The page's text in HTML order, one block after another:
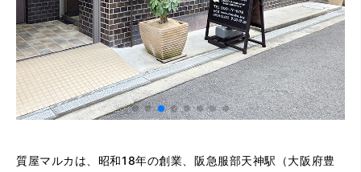
質屋マルカは、昭和18年の創業、阪急服部天神駅（大阪府豊